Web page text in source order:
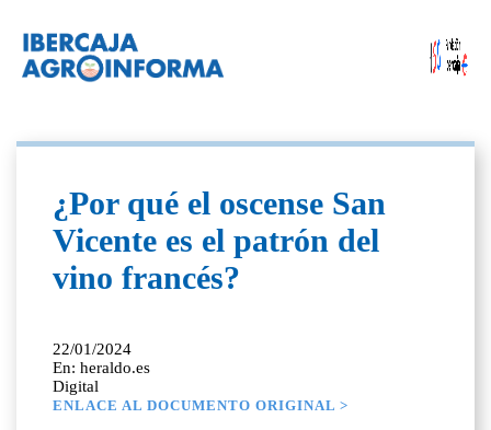
¿Por qué el oscense San
Vicente es el patrón del
vino francés?
22/01/2024
En: heraldo.es
Digital
ENLACE AL DOCUMENTO ORIGINAL >